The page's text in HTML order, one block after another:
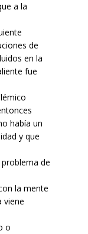
a la
de
en la
fue
había un
y que
de
la mente
viene
o